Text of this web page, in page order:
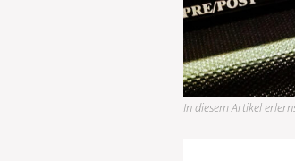
In diesem Artikel